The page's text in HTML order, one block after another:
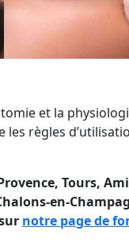
et la
règles
Tours,
en-
notre page de